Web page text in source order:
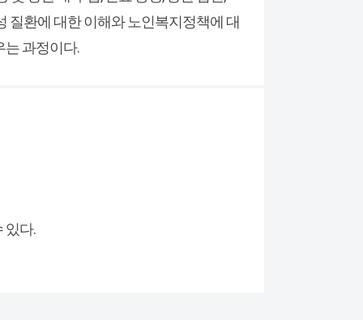
질환에 대한 이해와 노인복지정책에 대
는 과정이다.
있다.